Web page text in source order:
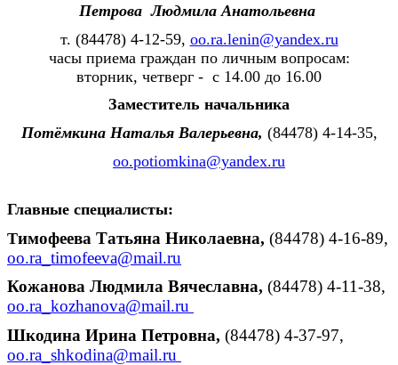
Петрова Людмила Анатольевна
т. (84478) 4-12-59, oo.ra.lenin@yandex.ru
часы приема граждан по личным вопросам:
вторник, четверг - с 14.00 до 16.00
Заместитель начальника
Потёмкина Наталья Валерьевна, (84478) 4-14-35,
oo.potiomkina@yandex.ru
Главные специалисты:
Тимофеева Татьяна Николаевна, (84478) 4-16-89,
oo.ra_timofeeva@mail.ru
Кожанова Людмила Вячеславна, (84478) 4-11-38,
oo.ra_kozhanova@mail.ru
Шкодина Ирина Петровна, (84478) 4-37-97,
oo.ra_shkodina@mail.ru